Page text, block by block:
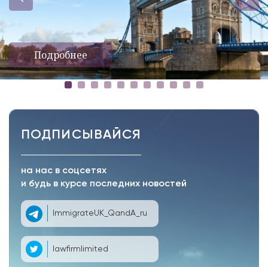
Подробнее
ПОДПИСЫВАЙСЯ
на нас в соцсетях
и будь в курсе последних новостей
ImmigrateUK_QandA_ru
lawfirmlimited